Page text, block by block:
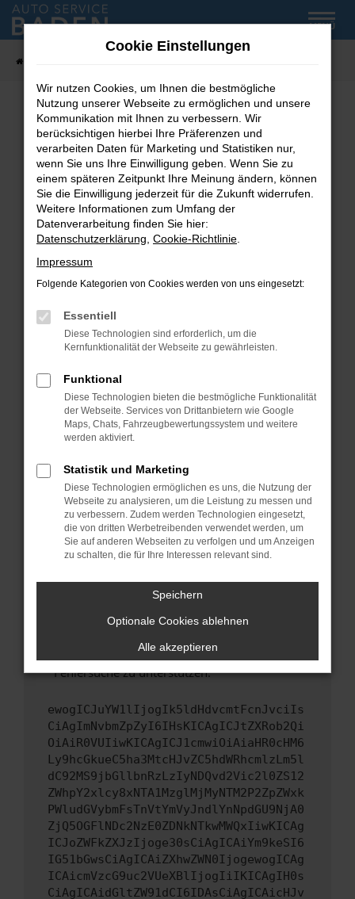
Zum
Hauptinhalt
MENÜ
Fehler: Network Error
Beim Laden ist ein Fehler aufgetreten.
Hier sind ein paar Tipps, die dir helfen können:
Überprüfe deine Firewall und deine
Internetverbindung.
Laden andere Webseiten, zum Beispiel deine
Suchmaschine?
Prüfe deine Browsererweiterungen.
können das Laden bestimmter Seiten
verhindern. Funktioniert die Seite in einem
Fenster?
Starte dein Gerät neu.
Das kann manchmal helfen, vorübergehende
Probleme zu beheben.
Betriebssystem auf dem neuesten Stand
sind.
Veraltete Software birgt nicht nur ein
Sicherheitsrisiko, sondern kann auch dazu
führen, dass bestimmte Funktionen nicht mehr
unterstützt werden.
Wende dich an den Webseitenbetreiber.
Wenn du alle oben genannten Schritte versucht
hast, kontaktiere uns bitte. Wir werden
uns diesen Text schicken, um uns bei der
Fehlersuche zu unterstützen:
ewogICJuYW1lIjogIk5ldHdvcmtFcnJvciIs
CiAgImNvbmZpZyI6IHsKICAgICJtZXRob2Qi
OiAiR0VUIiwKICAgICJ1cmwiOiAiaHR0cHM6
Ly9hcGkueC5ha3MtcHJvZC5hdWRhcmlzLm5l
dC92MS9jbGllbnRzLzIyNDQvd2Vic2l0ZS12
ZWhpY2xlcy8xNTA1MzglMjMyNTM2P2ZpZWxk
PWludGVybmFsTnVtYmVyJndlYnNpdGU9NjA0
ZjQ5OGFlNDc2NzE0ZDNkNTkwMWQxIiwKICAg
ICJoZWFkZXJzIjoge30sCiAgICAiYm9keSI6
IG51bGwsCiAgICAiZXhwZWN0IjogewogICAg
ICAicmVzcG9uc2VUeXBlIjogIiIKICAgIH0s
CiAgICAidGltZW91dCI6IDAsCiAgICAicHJv
Cookie Einstellungen
Wir nutzen Cookies, um Ihnen die bestmögliche
Nutzung unserer Webseite zu ermöglichen und unsere
Kommunikation mit Ihnen zu verbessern. Wir
berücksichtigen hierbei Ihre Präferenzen und
verarbeiten Daten für Marketing und Statistiken nur,
wenn Sie uns Ihre Einwilligung geben. Wenn Sie zu
einem späteren Zeitpunkt Ihre Meinung ändern, können
Sie die Einwilligung jederzeit für die Zukunft widerrufen.
Weitere Informationen zum Umfang der
Datenverarbeitung finden Sie hier:
Datenschutzerklärung Cookie-Richtlinie
Impressum
Folgende Kategorien von Cookies werden von uns eingesetzt:
Essentiell
Diese Technologien sind erforderlich, um die
Kernfunktionalität der Webseite zu gewährleisten.
Funktional
Diese Technologien bieten die bestmögliche Funktionalität
der Webseite. Services von Drittanbietern wie Google
Maps, Chats, Fahrzeugbewertungssystem und weitere
werden aktiviert.
Statistik und Marketing
Diese Technologien ermöglichen es uns, die Nutzung der
Webseite zu analysieren, um die Leistung zu messen und
zu verbessern. Zudem werden Technologien eingesetzt,
die von dritten Werbetreibenden verwendet werden, um
Sie auf anderen Webseiten zu verfolgen und um Anzeigen
zu schalten, die für Ihre Interessen relevant sind.
Speichern
Optionale Cookies ablehnen
Alle akzeptieren